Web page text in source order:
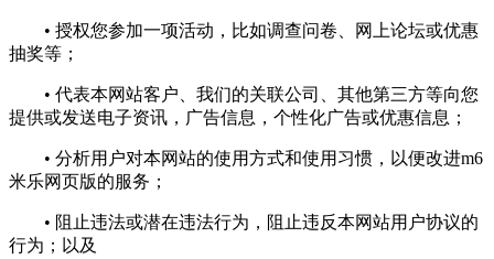
• 授权您参加一项活动，比如调查问卷、网上论坛或优惠
抽奖等；
• 代表本网站客户、我们的关联公司、其他第三方等向您
提供或发送电子资讯，广告信息，个性化广告或优惠信息；
• 分析用户对本网站的使用方式和使用习惯，以便改进m6
米乐网页版的服务；
• 阻止违法或潜在违法行为，阻止违反本网站用户协议的
行为；以及